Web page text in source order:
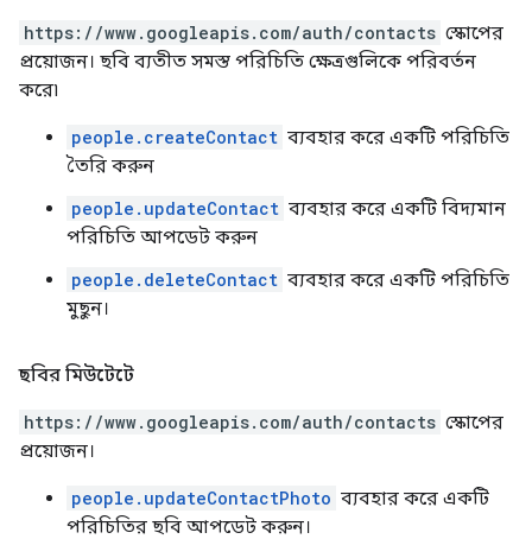
https://www.googleapis.com/auth/contacts স্কোপের
প্রয়োজন। ছবি ব্যতীত সমস্ত পরিচিতি ক্ষেত্রগুলিকে পরিবর্তন
করে৷
people.createContact ব্যবহার করে একটি পরিচিতি
তৈরি করুন
people.updateContact ব্যবহার করে একটি বিদ্যমান
পরিচিতি আপডেট করুন
people.deleteContact ব্যবহার করে একটি পরিচিতি
মুছুন।
ছবির মিউটেটে
https://www.googleapis.com/auth/contacts স্কোপের
প্রয়োজন।
people.updateContactPhoto ব্যবহার করে একটি
পরিচিতির ছবি আপডেট করুন।